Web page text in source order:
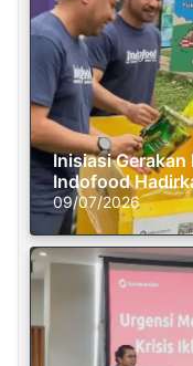
Inisiasi
Indofood
Semasa Piknik
09/07/2026